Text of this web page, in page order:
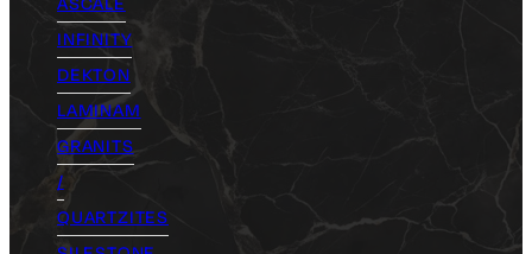
INFINITY
DEKTON
LAMINAM
GRANITS
/
QUARTZITES